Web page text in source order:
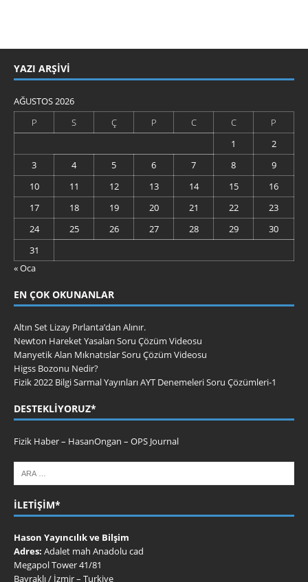
YAZI ARŞIVI
AĞUSTOS 2026
P
S Ç P C C
P
1
2
3
4 5 6 7 8
9
10
11 12 13 14 15
16
17
18 19 20 21 22
23
24
25 26 27 28 29
30
31
« Oca
EN ÇOK OKUNANLAR
Altın Set Lizay Pırlanta’dan Alınır.
Newton Hareket Yasaları Soru Çözüm Videosu
Manyetik Alan Mıknatıslar Soru Çözüm Videosu
Higss Bozonu Nedir?
Fizik 2022 Bilgi Sarmal Yayınları AYT Denemeleri Soru Çözümleri-1
DESTEKLIYORUZ*
Fizik Haber– HasanOngan – OPS Journal
İLETIŞIM*
Hason Yayıncılık ve Bilşim
Adres: Adalet mah Anadolu cad
Megapol Tower 41/81
Bayraklı / İzmir – Turkiye